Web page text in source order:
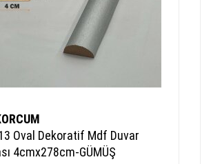
Oval Dekoratif Mdf Duvar
4cmx278cm-GÜMÜŞ